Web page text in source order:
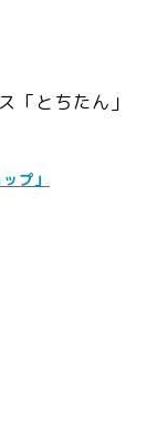
「とちたん」
プ」